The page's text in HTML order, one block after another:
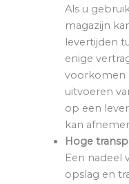
Als u
magazijn
levertijden
enige
voorkomen
uitvoeren
op een
kan
Hoge
Een nadeel
opslag en